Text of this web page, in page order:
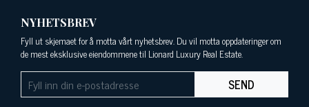
NYHETSBREV
Fyll ut skjemaet for å motta vårt nyhetsbrev. Du vil motta oppdateringer om
de mest eksklusive eiendommene til Lionard Luxury Real Estate.
SEND